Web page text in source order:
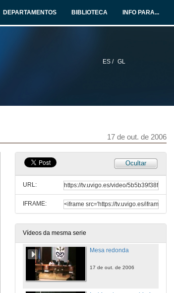
DEPARTAMENTOS BIBLIOTECA INFO PARA...
ES / GL
17 de out. de 2006
Ocultar
URL:
IFRAME:
Vídeos da mesma serie
Use of Process-based model in Eucalyptus plantation management. Reality and perspectives
17 de out. de 2006
Variacións na producción de auga despois dun ataque de G. Scutellatus nunha cuenca de Eucalyptus globulus de Galicia
Estudo sobre o uso de abonos foliares para a mellora das condicións nutricionais e sanitarias de Eucalyptus globulus en Galicia
17 de out. de 2006
Mesa redonda
17 de out. de 2006